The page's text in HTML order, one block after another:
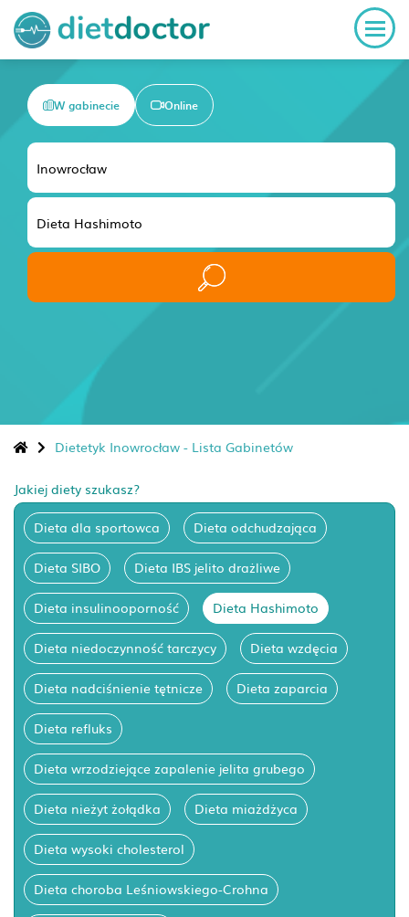
W gabinecie Online
Dietetyk Inowrocław - Lista Gabinetów
Jakiej diety szukasz?
Dieta dla sportowca Dieta odchudzająca
Dieta SIBO Dieta IBS jelito drażliwe
Dieta insulinooporność Dieta Hashimoto
Dieta niedoczynność tarczycy Dieta wzdęcia
Dieta nadciśnienie tętnicze Dieta zaparcia
Dieta refluks
Dieta wrzodziejące zapalenie jelita grubego
Dieta nieżyt żołądka Dieta miażdżyca
Dieta wysoki cholesterol
Dieta choroba Leśniowskiego-Crohna